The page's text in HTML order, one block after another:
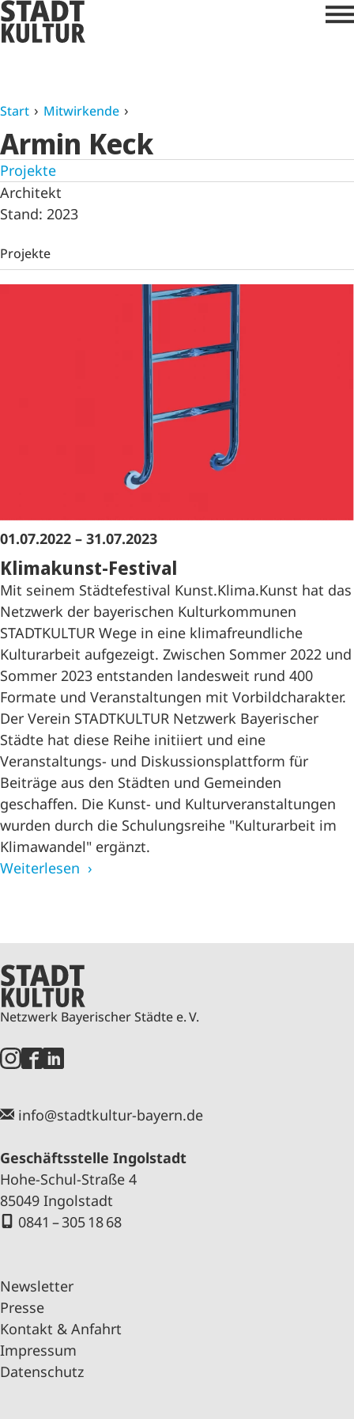
Start Mitwirkende
Armin Keck
Projekte
Architekt
Stand: 2023
Projekte
01.07.2022 – 31.07.2023
Klimakunst-Festival
Mit seinem Städtefestival Kunst.Klima.Kunst hat das
Netzwerk der bayerischen Kulturkommunen
STADTKULTUR Wege in eine klimafreundliche
Kulturarbeit aufgezeigt. Zwischen Sommer 2022 und
Sommer 2023 entstanden landesweit rund 400
Formate und Veranstaltungen mit Vorbildcharakter.
Der Verein STADTKULTUR Netzwerk Bayerischer
Städte hat diese Reihe initiiert und eine
Veranstaltungs- und Diskussionsplattform für
Beiträge aus den Städten und Gemeinden
geschaffen. Die Kunst- und Kulturveranstaltungen
wurden durch die Schulungsreihe "Kulturarbeit im
Klimawandel" ergänzt.
Weiterlesen
Netzwerk Bayerischer Städte e. V.
info@stadtkultur-bayern.de
Geschäftsstelle Ingolstadt
Hohe-Schul-Straße 4
85049 Ingolstadt
0841 – 305 18 68
Newsletter
Presse
Kontakt & Anfahrt
Impressum
Datenschutz